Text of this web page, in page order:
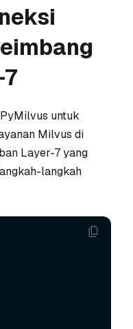
untuk
Milvus di
Layer-7 yang
langkah